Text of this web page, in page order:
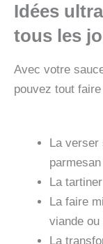
Idées
tous les
Avec votre
pouvez tout faire
La verser
La
La faire
viande ou
La